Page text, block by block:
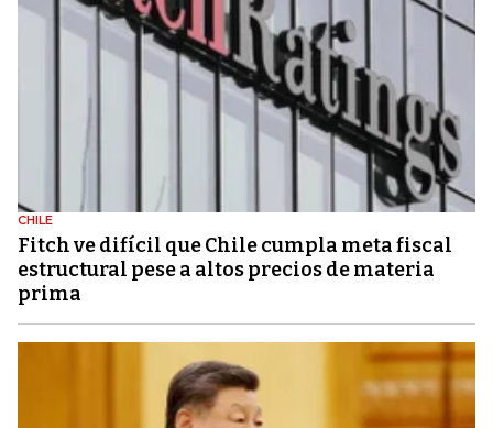
CHILE
Fitch ve difícil que Chile cumpla meta fiscal
estructural pese a altos precios de materia
prima